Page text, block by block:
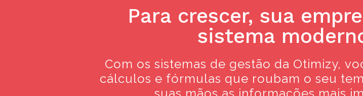
Para crescer, sua
sistema
Com os sistemas de gestão da Otimizy,
cálculos e fórmulas que roubam o seu